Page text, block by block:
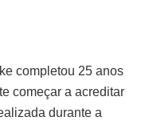
completou 25 anos
começar a acreditar
durante a